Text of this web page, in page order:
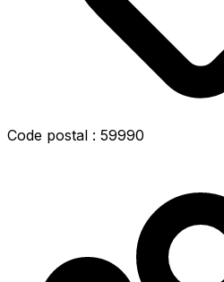
Code postal : 59990